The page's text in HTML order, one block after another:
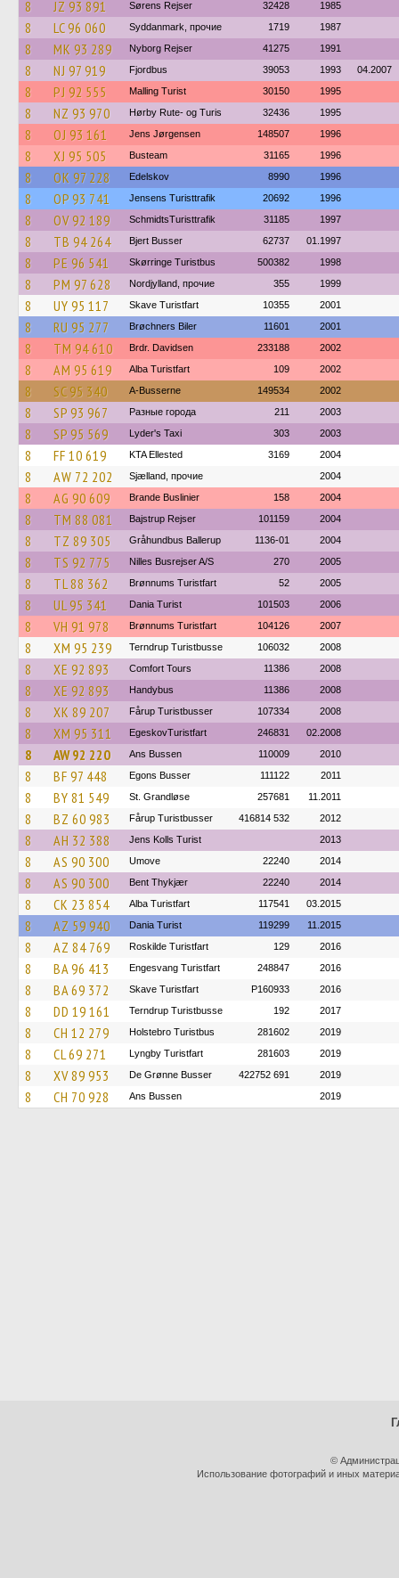
8 JZ 93 891 Sørens Rejser 32428 1985
8 LC 96 060 Syddanmark, прочие 1719 1987
8 MK 93 289 Nyborg Rejser 41275 1991
8 NJ 97 919 Fjordbus 39053 1993 04.2007
8 PJ 92 555 Malling Turist 30150 1995
8 NZ 93 970 Hørby Rute- og Turis 32436 1995
8 OJ 93 161 Jens Jørgensen 148507 1996
8 XJ 95 505 Busteam 31165 1996
8 OK 97 228 Edelskov 8990 1996
8 OP 93 741 Jensens Turisttrafik 20692 1996
8 OV 92 189 SchmidtsTuristtrafik 31185 1997
8 TB 94 264 Bjert Busser 62737 01.1997
8 PE 96 541 Skørringe Turistbus 500382 1998
8 PM 97 628 Nordjylland, прочие 355 1999
8 UY 95 117 Skave Turistfart 10355 2001
8 RU 95 277 Brøchners Biler 11601 2001
8 TM 94 610 Brdr. Davidsen 233188 2002
8 AM 95 619 Alba Turistfart 109 2002
8 SC 95 340 A-Busserne 149534 2002
8 SP 93 967 Разные города 211 2003
8 SP 95 569 Lyder's Taxi 303 2003
8 FF 10 619 KTA Ellested 3169 2004
8 AW 72 202 Sjælland, прочие 2004
8 AG 90 609 Brande Buslinier 158 2004
8 TM 88 081 Bajstrup Rejser 101159 2004
8 TZ 89 305 Gråhundbus Ballerup 1136-01 2004
8 TS 92 775 Nilles Busrejser A/S 270 2005
8 TL 88 362 Brønnums Turistfart 52 2005
8 UL 95 341 Dania Turist 101503 2006
8 VH 91 978 Brønnums Turistfart 104126 2007
8 XM 95 239 Terndrup Turistbusse 106032 2008
8 XE 92 893 Comfort Tours 11386 2008
8 XE 92 893 Handybus 11386 2008
8 XK 89 207 Fårup Turistbusser 107334 2008
8 XM 95 311 EgeskovTuristfart 246831 02.2008
8 AW 92 220 Ans Bussen 110009 2010
8 BF 97 448 Egons Busser 111122 2011
8 BY 81 549 St. Grandløse 257681 11.2011
8 BZ 60 983 Fårup Turistbusser 416814 532 2012
8 AH 32 388 Jens Kolls Turist 2013
8 AS 90 300 Umove 22240 2014
8 AS 90 300 Bent Thykjær 22240 2014
8 CK 23 854 Alba Turistfart 117541 03.2015
8 AZ 59 940 Dania Turist 119299 11.2015
8 AZ 84 769 Roskilde Turistfart 129 2016
8 BA 96 413 Engesvang Turistfart 248847 2016
8 BA 69 372 Skave Turistfart P160933 2016
8 DD 19 161 Terndrup Turistbusse 192 2017
8 CH 12 279 Holstebro Turistbus 281602 2019
8 CL 69 271 Lyngby Turistfart 281603 2019
8 XV 89 953 De Grønne Busser 422752 691 2019
8 CH 70 928 Ans Bussen 2019
©
Использование фотографий и иных